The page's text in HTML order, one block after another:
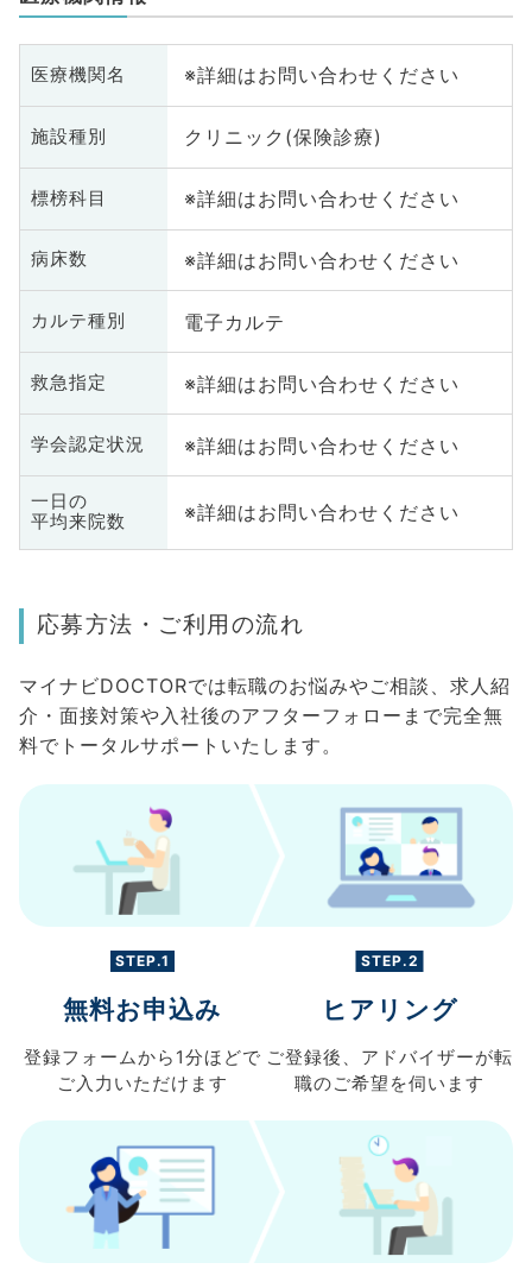
医療機関名 ※詳細はお問い合わせください
施設種別 クリニック(保険診療)
標榜科目 ※詳細はお問い合わせください
病床数 ※詳細はお問い合わせください
カルテ種別 電子カルテ
救急指定 ※詳細はお問い合わせください
学会認定状況 ※詳細はお問い合わせください
一日の
平均来院数
※詳細はお問い合わせください
応募方法・ご利用の流れ
マイナビDOCTORでは転職のお悩みやご相談、求人紹
介・面接対策や入社後のアフターフォローまで完全無
料でトータルサポートいたします。
STEP.1
無料お申込み
登録フォームから 1分ほどで
ご入力 いただけます
STEP.2
ヒアリング
ご登録後、 アドバイザーが転
職のご希望を伺います